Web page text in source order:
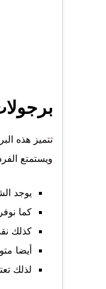
تتميز هذه
ويستمتع
يوجد
كما
كذلك
أيضا
لذلك